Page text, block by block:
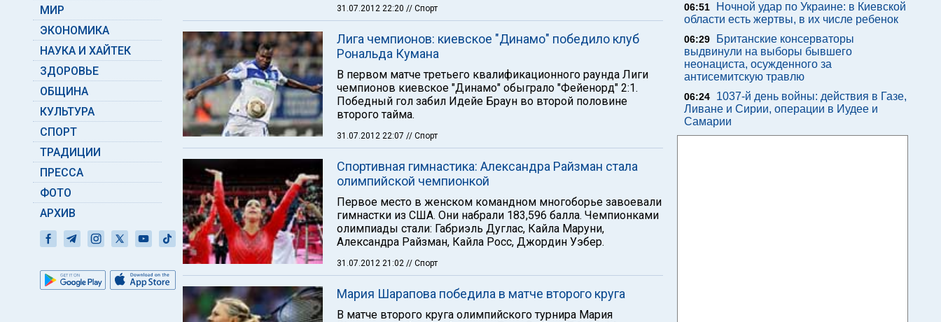
МИР
ЭКОНОМИКА
НАУКА И ХАЙТЕК
ЗДОРОВЬЕ
ОБЩИНА
КУЛЬТУРА
СПОРТ
ТРАДИЦИИ
ПРЕССА
ФОТО
АРХИВ
31.07.2012 22:20 // Спорт
Лига чемпионов: киевское "Динамо" победило клуб
Рональда Кумана
В первом матче третьего квалификационного раунда Лиги
чемпионов киевское "Динамо" обыграло "Фейенорд" 2:1.
Победный гол забил Идейе Браун во второй половине
второго тайма.
31.07.2012 22:07 // Спорт
Спортивная гимнастика: Александра Райзман стала
олимпийской чемпионкой
Первое место в женском командном многоборье завоевали
гимнастки из США. Они набрали 183,596 балла. Чемпионками
олимпиады стали: Габриэль Дуглас, Кайла Маруни,
Александра Райзман, Кайла Росс, Джордин Уэбер.
31.07.2012 21:02 // Спорт
Мария Шарапова победила в матче второго круга
В матче второго круга олимпийского турнира Мария
06:51
Ночной удар по Украине: в Киевской
области есть жертвы, в их числе ребенок
06:29
Британские консерваторы
выдвинули на выборы бывшего
неонациста, осужденного за
антисемитскую травлю
06:24
1037-й день войны: действия в Газе,
Ливане и Сирии, операции в Иудее и
Самарии